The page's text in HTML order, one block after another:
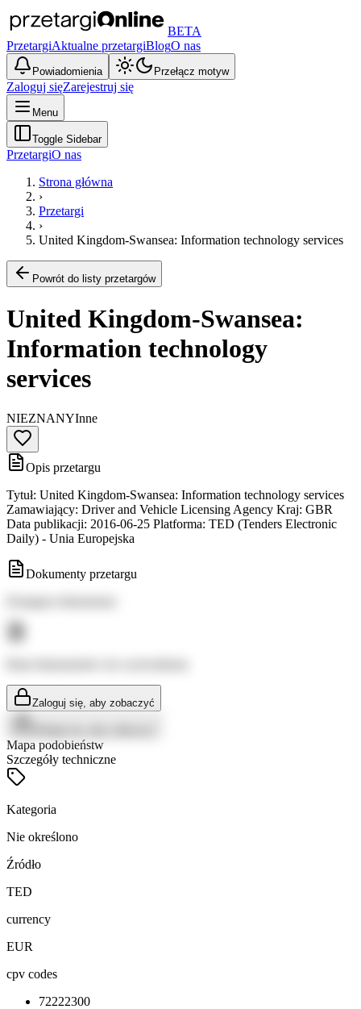
BETA
PrzetargiAktualne przetargiBlogO nas
Powiadomienia Przełącz motyw
Zaloguj sięZarejestruj się
Menu
Toggle Sidebar
PrzetargiO nas
Strona główna
›
Przetargi
›
United Kingdom-Swansea: Information technology services
Powrót do listy przetargów
United Kingdom-Swansea:
Information technology
services
NIEZNANYInne
Opis przetargu
Tytuł: United Kingdom-Swansea: Information technology services
Zamawiający: Driver and Vehicle Licensing Agency Kraj: GBR
Data publikacji: 2016-06-25 Platforma: TED (Tenders Electronic
Daily) - Unia Europejska
Dokumenty przetargu
Zaloguj się, aby zobaczyć
Mapa podobieństw
Szczegóły techniczne
Kategoria
Nie określono
Źródło
TED
currency
EUR
cpv codes
72222300